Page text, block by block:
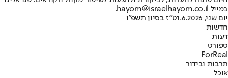
במייל hayom@israelhayom.co.il.
יום שני, 1.6.2026
ט"ז בסיון תשפ"ו
חדשות
דעות
ספורט
ForReal
תרבות ובידור
אוכל